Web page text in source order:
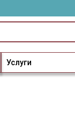
Услуги